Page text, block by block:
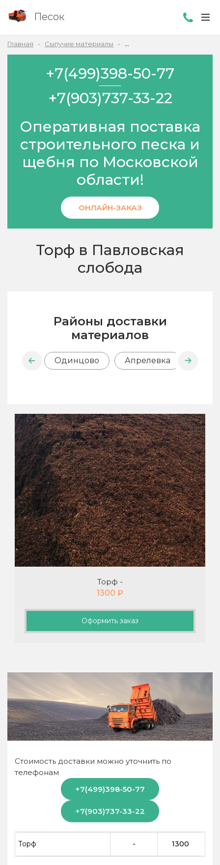
Песок
Главная Сыпучие материалы Торф в Павловская слобода
+7(499)398-50-77
+7(903)737-33-22
Оперативная поставка
строительного песка и
щебня по Московской
области!
ОНЛАЙН-ЗАКАЗ
Торф в Павловская
слобода
Районы доставки
материалов
Одинцово Апрелевка
Торф -
1300 ₽
Оформить заказ
Стоимость доставки можно уточнить по
телефонам
+7(499)398-50-77
+7(903)737-33-22
Торф - 1300